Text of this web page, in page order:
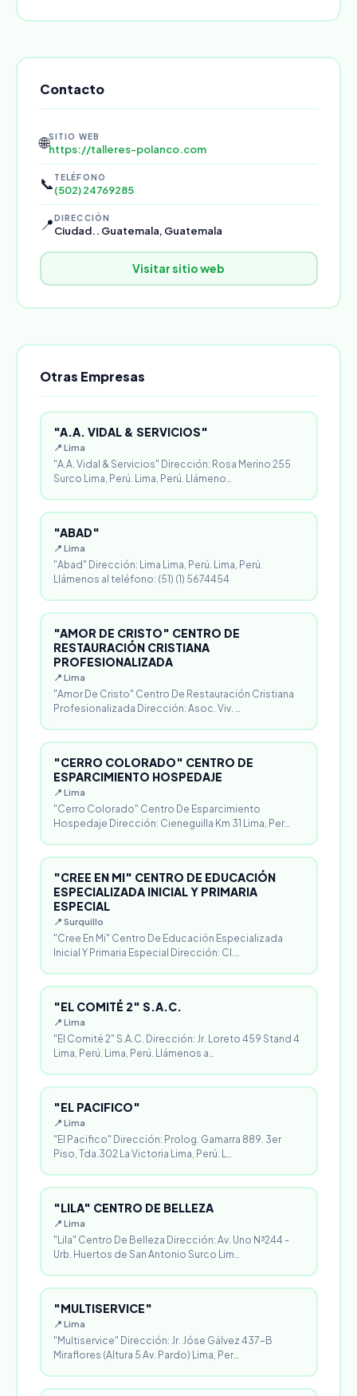
Contacto
🌐SITIO WEB
https://talleres-polanco.com
📞 TELÉFONO
(502) 24769285
📍DIRECCIÓN
Ciudad.. Guatemala, Guatemala
Visitar sitio web
Otras Empresas
"A.A. VIDAL & SERVICIOS"
📍 Lima
"A.A. Vidal & Servicios" Dirección: Rosa Merino 255
Surco Lima, Perú. Lima, Perú. Llámeno…
"ABAD"
📍 Lima
"Abad" Dirección: Lima Lima, Perú. Lima, Perú.
Llámenos al teléfono: (51) (1) 5674454
"AMOR DE CRISTO" CENTRO DE
RESTAURACIÓN CRISTIANA
PROFESIONALIZADA
📍 Lima
"Amor De Cristo" Centro De Restauración Cristiana
Profesionalizada Dirección: Asoc. Viv. …
"CERRO COLORADO" CENTRO DE
ESPARCIMIENTO HOSPEDAJE
📍 Lima
"Cerro Colorado" Centro De Esparcimiento
Hospedaje Dirección: Cieneguilla Km 31 Lima, Per…
"CREE EN MI" CENTRO DE EDUCACIÓN
ESPECIALIZADA INICIAL Y PRIMARIA
ESPECIAL
📍 Surquillo
"Cree En Mi" Centro De Educación Especializada
Inicial Y Primaria Especial Dirección: Cl.…
"EL COMITÉ 2" S.A.C.
📍 Lima
"El Comité 2" S.A.C. Dirección: Jr. Loreto 459 Stand 4
Lima, Perú. Lima, Perú. Llámenos a…
"EL PACIFICO"
📍 Lima
"El Pacifico" Dirección: Prolog. Gamarra 889. 3er
Piso, Tda.302 La Victoria Lima, Perú. L…
"LILA" CENTRO DE BELLEZA
📍 Lima
"Lila" Centro De Belleza Dirección: Av. Uno N³244 -
Urb. Huertos de San Antonio Surco Lim…
"MULTISERVICE"
📍 Lima
"Multiservice" Dirección: Jr. Jóse Gálvez 437-B
Miraflores (Altura 5 Av. Pardo) Lima, Per…